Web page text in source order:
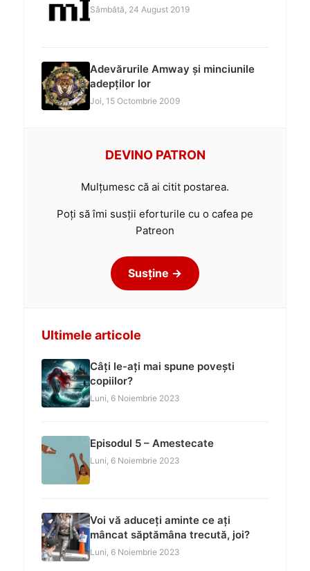
Sâmbătă, 24 August 2019
Adevărurile Amway și minciunile
adepților lor
Joi, 15 Octombrie 2009
DEVINO PATRON
Mulțumesc că ai citit postarea.
Poți să îmi susții eforturile cu o cafea pe
Patreon
Susține →
Ultimele articole
Câți le-ați mai spune povești
copiilor?
Luni, 6 Noiembrie 2023
Episodul 5 – Amestecate
Luni, 6 Noiembrie 2023
Voi vă aduceți aminte ce ați
mâncat săptămâna trecută, joi?
Luni, 6 Noiembrie 2023